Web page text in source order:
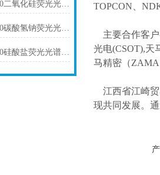
工厂直销DF-2000二氧化硅荧光光谱仪技术参数
工厂直销DF-2000碳酸氢钠荧光光谱仪技术参数
工厂直销DF-2000硅酸盐荧光光谱仪技术参数
TOPCON、
主要合作客
光电(CSOT),天
马精密（
江西省江崎
现共同发展。